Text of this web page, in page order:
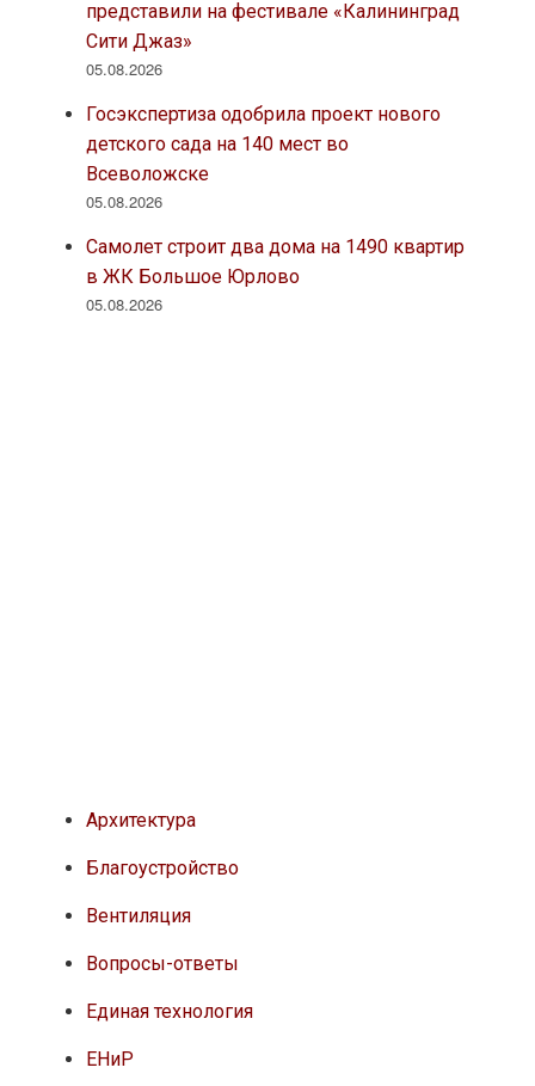
представили на фестивале «Калининград
Сити Джаз»
05.08.2026
Госэкспертиза одобрила проект нового
детского сада на 140 мест во
Всеволожске
05.08.2026
Самолет строит два дома на 1490 квартир
в ЖК Большое Юрлово
05.08.2026
Архитектура
Благоустройство
Вентиляция
Вопросы-ответы
Единая технология
ЕНиР